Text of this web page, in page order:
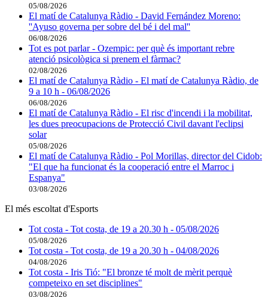
05/08/2026
El matí de Catalunya Ràdio - David Fernández Moreno:
''Ayuso governa per sobre del bé i del mal''
06/08/2026
Tot es pot parlar - Ozempic: per què és important rebre
atenció psicològica si prenem el fàrmac?
02/08/2026
El matí de Catalunya Ràdio - El matí de Catalunya Ràdio, de
9 a 10 h - 06/08/2026
06/08/2026
El matí de Catalunya Ràdio - El risc d'incendi i la mobilitat,
les dues preocupacions de Protecció Civil davant l'eclipsi
solar
05/08/2026
El matí de Catalunya Ràdio - Pol Morillas, director del Cidob:
"El que ha funcionat és la cooperació entre el Marroc i
Espanya"
03/08/2026
El més escoltat d'Esports
Tot costa - Tot costa, de 19 a 20.30 h - 05/08/2026
05/08/2026
Tot costa - Tot costa, de 19 a 20.30 h - 04/08/2026
04/08/2026
Tot costa - Iris Tió: "El bronze té molt de mèrit perquè
competeixo en set disciplines"
03/08/2026